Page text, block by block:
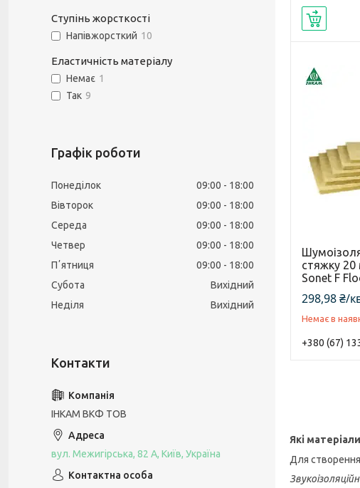
стяжку
Sonet F
298,98 ₴/
Немає в
+380 (67)
Які
Для створення
Ступінь жорсткості
Напівжорсткий 10
Еластичність матеріалу
Немає 1
Так 9
Графік роботи
Понеділок 09:00
18:00
Вівторок
09:00
18:00
Середа
09:00
18:00
Четвер
09:00
18:00
Пʼятниця
09:00
18:00
Субота
Вихідний
Неділя
Вихідний
ІНКАМ ВКФ ТОВ
вул. Межигірська, 82 А, Київ, Україна